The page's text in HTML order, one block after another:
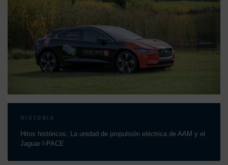
HISTORIA
Hitos históricos: La unidad de propulsión eléctrica de AAM y el
Jaguar I-PACE